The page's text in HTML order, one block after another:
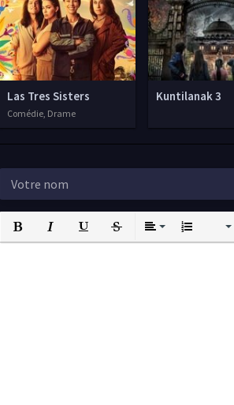
Las Tres Sisters
Comédie, Drame
Kuntilanak 3
Bold Italic UnderlineStrikethrough
AlignOrdered List